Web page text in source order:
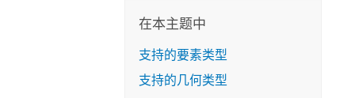
在本主题中
支持的要素类型
支持的几何类型